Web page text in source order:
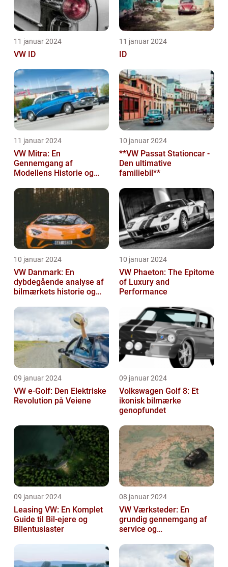
11 januar 2024
VW ID
11 januar 2024
ID
11 januar 2024
VW Mitra: En
Gennemgang af
Modellens Historie og
Bilentusiaster
10 januar 2024
**VW Passat Stationcar -
Den ultimative
familiebil**
10 januar 2024
VW Danmark: En
dybdegående analyse af
bilmærkets historie og
10 januar 2024
VW Phaeton: The Epitome
of Luxury and
Performance
09 januar 2024
VW e-Golf: Den Elektriske
Revolution på Veiene
09 januar 2024
Volkswagen Golf 8: Et
ikonisk bilmærke
genopfundet
09 januar 2024
Leasing VW: En Komplet
Guide til Bil-ejere og
Bilentusiaster
08 januar 2024
VW Værksteder: En
grundig gennemgang af
service og